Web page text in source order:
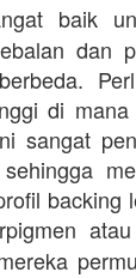
baik
dan
di
sangat
backing